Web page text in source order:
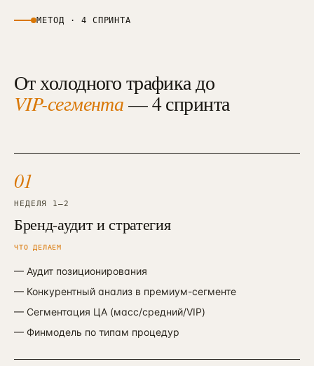
МЕТОД · 4 СПРИНТА
От холодного трафика до
VIP-сегмента— 4 спринта
01
НЕДЕЛЯ 1—2
Бренд-аудит и стратегия
ЧТО ДЕЛАЕМ
— Аудит позиционирования
— Конкурентный анализ в премиум-сегменте
— Сегментация ЦА (масс/средний/VIP)
— Финмодель по типам процедур